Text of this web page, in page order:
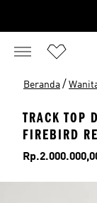
Beranda /
TRACK TOP
FIREBIRD
Harga